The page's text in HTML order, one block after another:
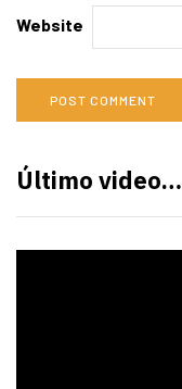
Website
Último video…